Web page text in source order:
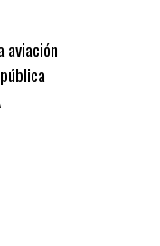
aviación